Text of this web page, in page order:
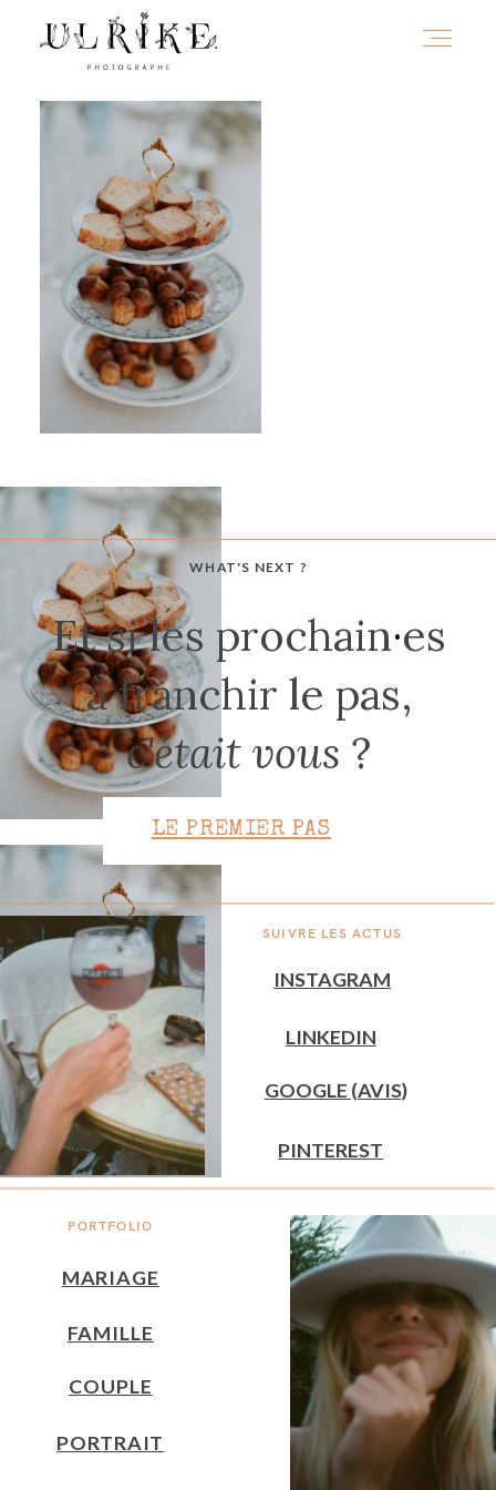
WHAT'S NEXT ?
PORTFOLIO
SUIVRE LES ACTUS
Et si les prochain·es
à franchir le pas,
c'était vous ?
MARIAGE
INSTAGRAM
GOOGLE (AVIS)
FAMILLE
PINTEREST
COUPLE
LINKEDIN
PORTRAIT
LE PREMIER PAS
HOME
A PROPOS
PORTFOLIO
JOURNAL
CONTACT